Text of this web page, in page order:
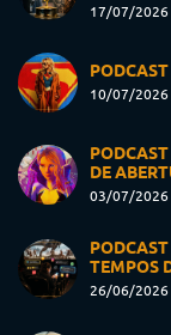
17/07/2026
10/07/2026
DE
03/07/2026
TEMPOS
26/06/2026